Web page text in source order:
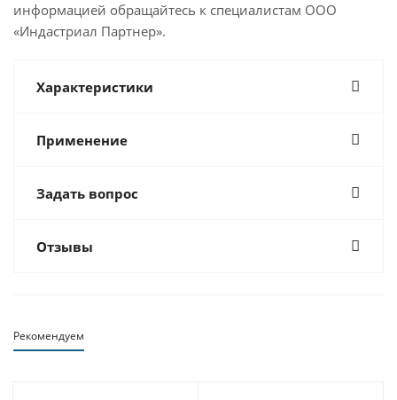
информацией обращайтесь к специалистам ООО
«Индастриал Партнер».
Характеристики
Применение
Задать вопрос
Отзывы
Рекомендуем